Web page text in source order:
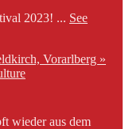
2023! ... See
Vorarlberg »
wieder aus dem